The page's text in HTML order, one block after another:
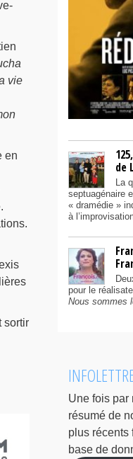
vie
en
sortir
de
La
septuagénaire
« dramédie »
à
pour le
Nous sommes
Une fois par
résumé de
plus récents
base de